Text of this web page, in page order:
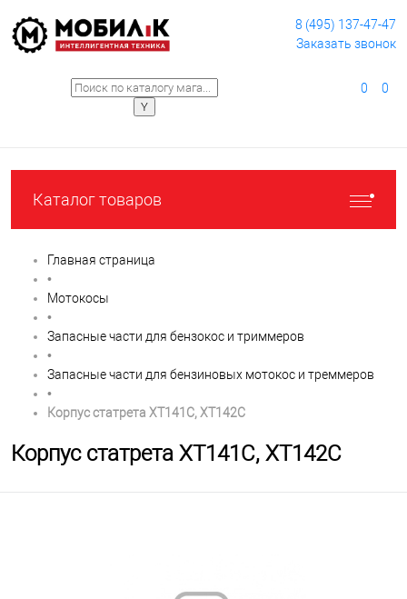
8 (495) 137-47-47
Заказать звонок
0 0
Каталог товаров
Главная страница
•
Мотокосы
•
Запасные части для бензокос и триммеров
•
Запасные части для бензиновых мотокос и треммеров
•
Корпус статрета XT141C, XT142C
Корпус статрета XT141C, XT142C